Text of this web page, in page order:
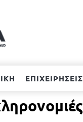
ΕΠΙΧΕΙΡΗΣΕΙΣ